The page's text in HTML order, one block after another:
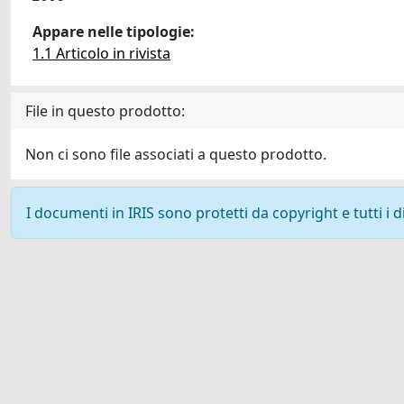
Appare nelle tipologie:
1.1 Articolo in rivista
File in questo prodotto:
Non ci sono file associati a questo prodotto.
I documenti in IRIS sono protetti da copyright e tutti i